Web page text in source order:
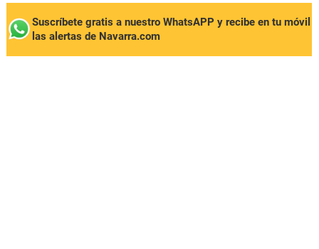
Suscríbete gratis a nuestro WhatsAPP y recibe en tu móvil
las alertas de Navarra.com